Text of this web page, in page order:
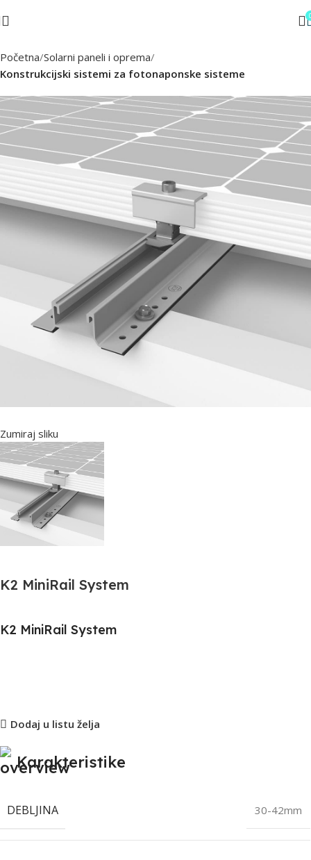
Početna Solarni paneli i oprema
Konstrukcijski sistemi za fotonaponske sisteme
Zumiraj sliku
K2 MiniRail System
K2 MiniRail System
Dodaj u listu želja
Karakteristike
DEBLJINA 30-42mm